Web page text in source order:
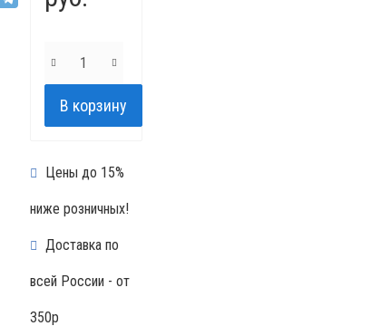
Цены до 15%
ниже розничных!
Доставка по
всей России - от
350р